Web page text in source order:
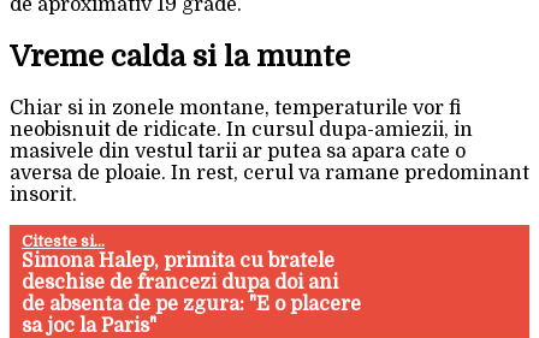
de aproximativ 19 grade.
Vreme calda si la munte
Chiar si in zonele montane, temperaturile vor fi
neobisnuit de ridicate. In cursul dupa-amiezii, in
masivele din vestul tarii ar putea sa apara cate o
aversa de ploaie. In rest, cerul va ramane predominant
insorit.
Citeste si...
Simona Halep, primita cu bratele
deschise de francezi dupa doi ani
de absenta de pe zgura: "E o placere
sa joc la Paris"